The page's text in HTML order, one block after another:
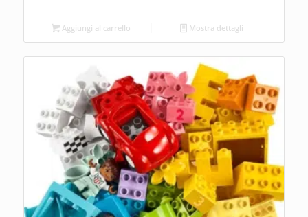
Aggiungi al carrello Mostra dettagli